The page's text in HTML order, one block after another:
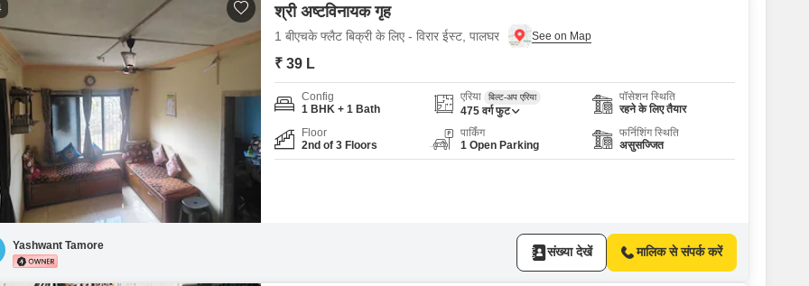
श्री अष्टविनायक गृह
1 बीएचके फ्लैट बिक्री के लिए - विरार ईस्ट, पालघर
₹ 39 L
Config
1 BHK + 1 Bath
एरिया बिल्ट-अप एरिया
475 वर्ग फुट
पॉसेशन स्थिति
रहने के लिए तैयार
Floor
2nd of 3 Floors
पार्किंग
1 Open Parking
फर्निशिंग स्थिति
असुसज्जित
Yashwant Tamore संख्या देखें मालिक से संपर्क करें